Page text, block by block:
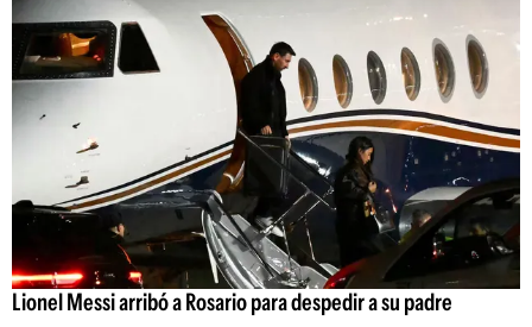
Lionel Messi arribó a Rosario para despedir a su padre